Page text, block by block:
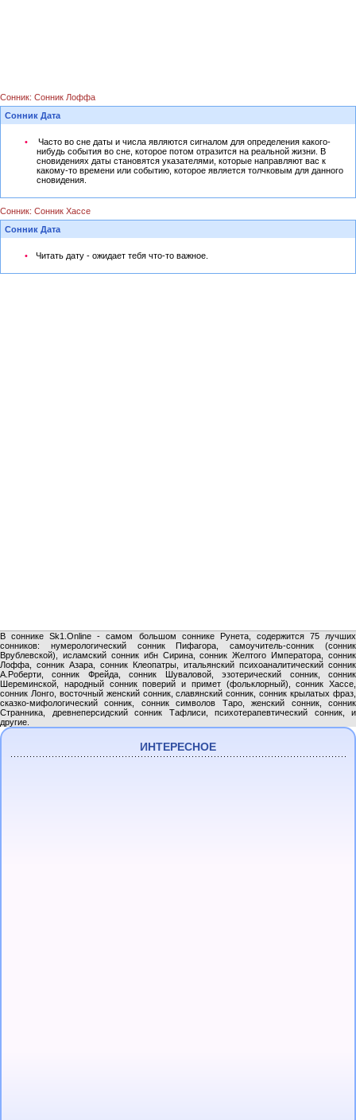
Сонник: Сонник Лоффа
Сонник Дата
Часто во сне даты и числа являются сигналом для определения какого-
нибудь события во сне, которое потом отразится на реальной жизни. В
сновидениях даты становятся указателями, которые направляют вас к
какому-то времени или событию, которое является толчковым для данного
сновидения.
Сонник: Сонник Хассе
Сонник Дата
Читать дату - ожидает тебя что-то важное.
В соннике Sk1.Online - самом большом соннике Рунета, содержится 75 лучших
сонников: нумерологический сонник Пифагора, самоучитель-сонник (сонник
Врублевской), исламский сонник ибн Сирина, сонник Желтого Императора, сонник
Лоффа, сонник Азара, сонник Клеопатры, итальянский психоаналитический сонник
А.Роберти, сонник Фрейда, сонник Шуваловой, эзотерический сонник, сонник
Шереминской, народный сонник поверий и примет (фольклорный), сонник Хассе,
сонник Лонго, восточный женский сонник, славянский сонник, сонник крылатых фраз,
сказко-мифологический сонник, сонник символов Таро, женский сонник, сонник
Странника, древнеперсидский сонник Тафлиси, психотерапевтический сонник, и
другие.
ИНТЕРЕСНОЕ